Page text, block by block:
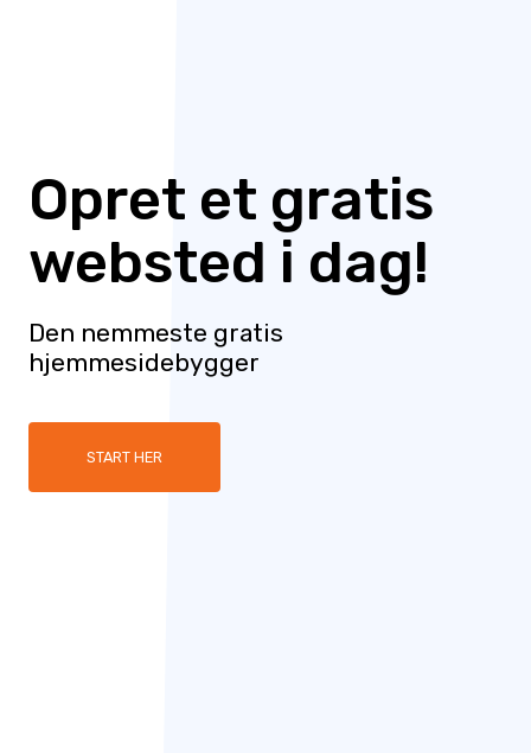
Opret et gratis
websted i dag!
Den nemmeste gratis
hjemmesidebygger
START HER